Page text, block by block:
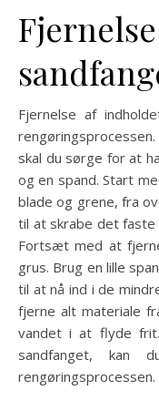
Fjernelse af
skal du sørge for at
og en spand. Start
blade og grene, fra
til at skrabe det
Fortsæt med at
grus. Brug en lille
til at nå ind i de
fjerne alt materiale
vandet i at flyde
sandfanget,
rengøringsprocessen.